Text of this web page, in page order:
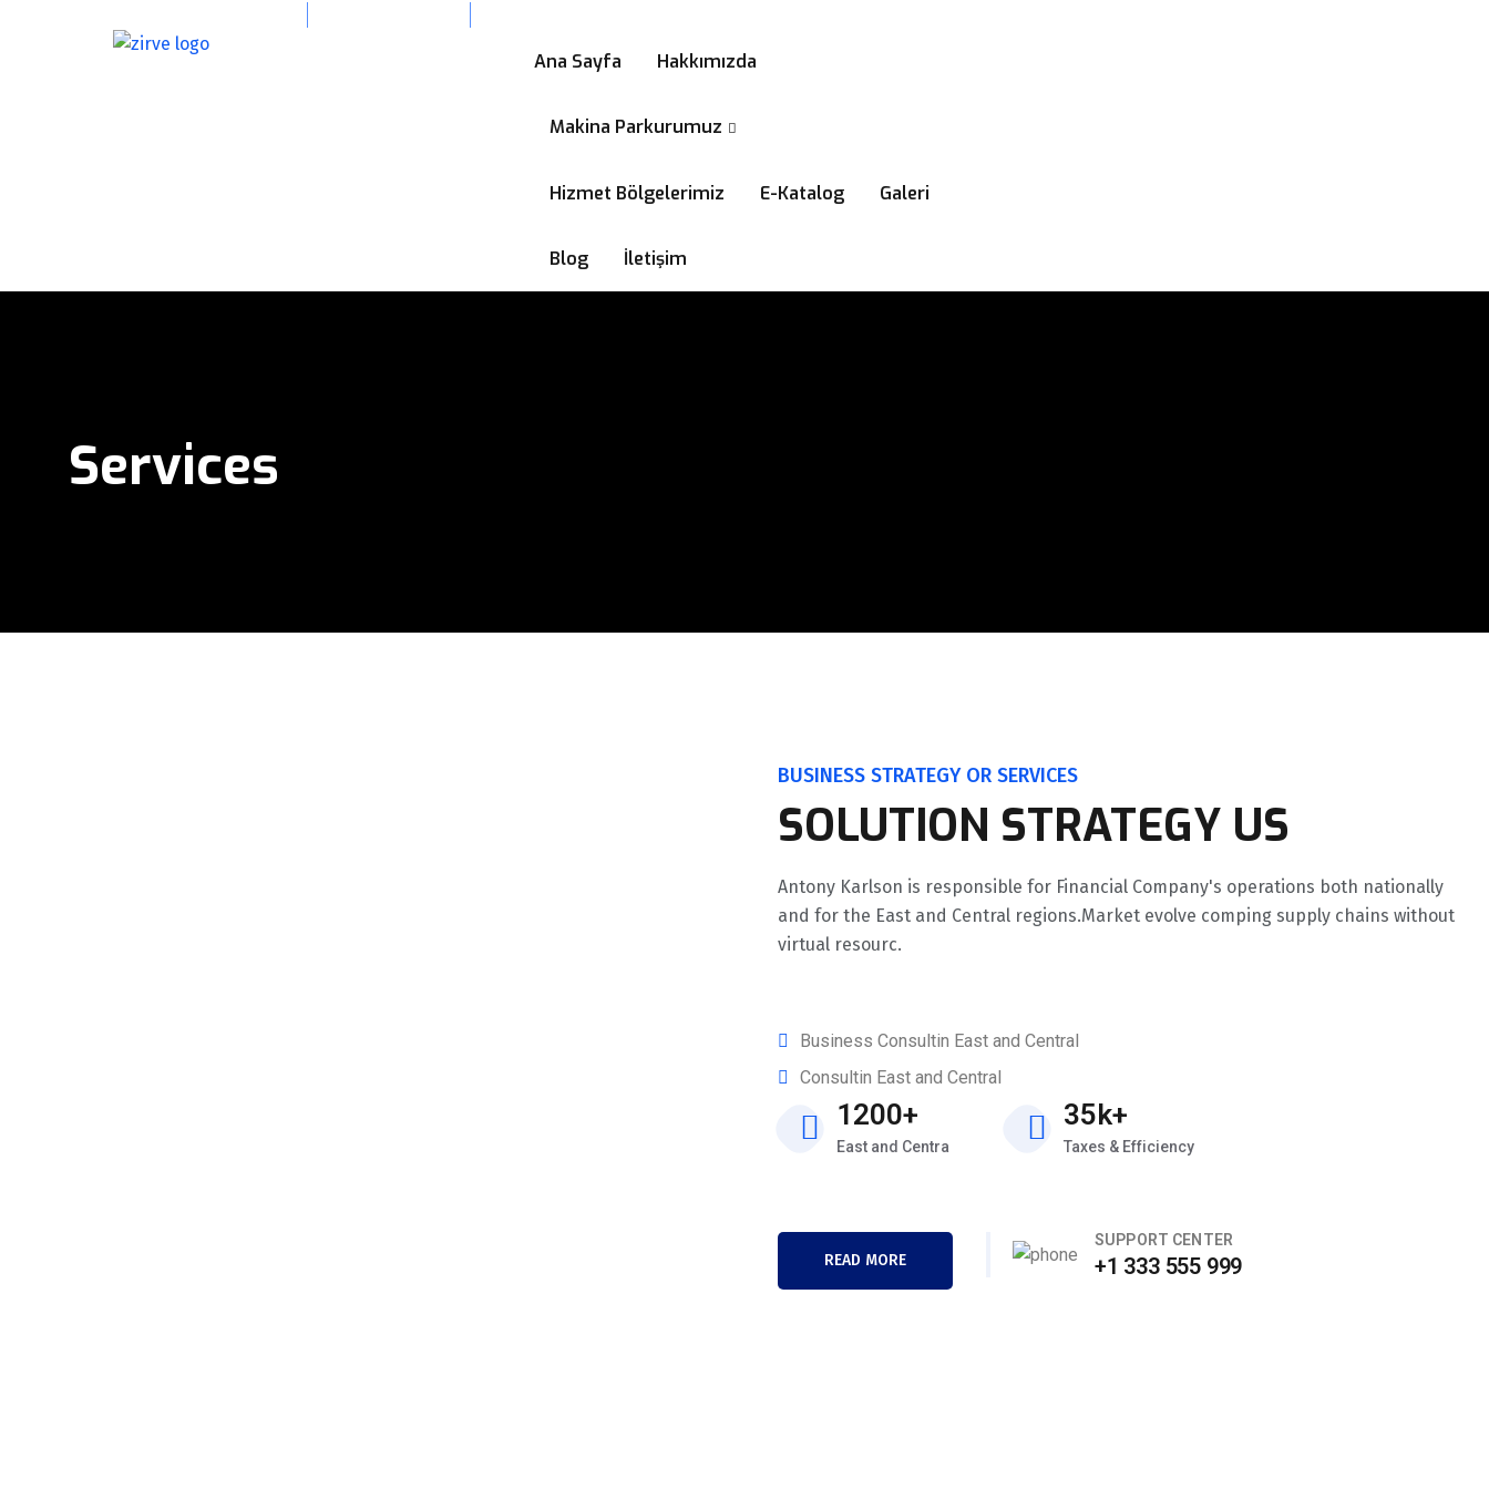
Ana Sayfa Hakkımızda
Makina Parkurumuz
Hizmet Bölgelerimiz E-Katalog Galeri
Blog İletişim
Services
BUSINESS STRATEGY OR SERVICES
SOLUTION STRATEGY US
Antony Karlson is responsible for Financial Company's operations both nationally
and for the East and Central regions.Market evolve comping supply chains without
virtual resourc.
Business Consultin East and Central
Consultin East and Central
1200+
East and Centra
35k+
Taxes & Efficiency
READ MORE
SUPPORT CENTER
+1 333 555 999